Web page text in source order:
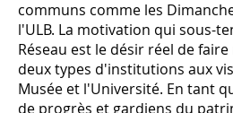
communs comme les
l'ULB. La motivation qui sous-
Réseau est le désir réel de
deux types d'institutions aux
Musée et l'Université. En tant
de progrès et gardiens du